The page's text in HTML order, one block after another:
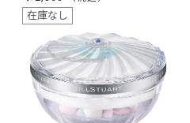
在庫なし